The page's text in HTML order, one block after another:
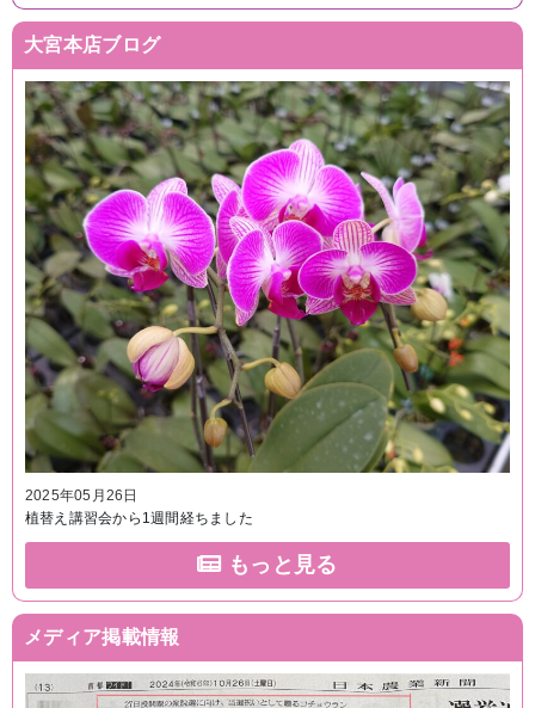
大宮本店ブログ
2025年05月26日
植替え講習会から1週間経ちました
もっと見る
メディア掲載情報